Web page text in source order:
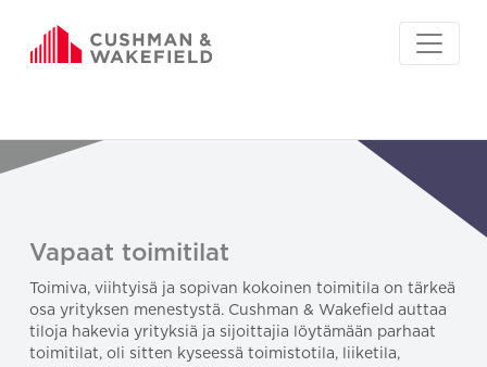
Vapaat toimitilat
Toimiva, viihtyisä ja sopivan kokoinen toimitila on tärkeä
osa yrityksen menestystä. Cushman & Wakefield auttaa
tiloja hakevia yrityksiä ja sijoittajia löytämään parhaat
toimitilat, oli sitten kyseessä toimistotila, liiketila,